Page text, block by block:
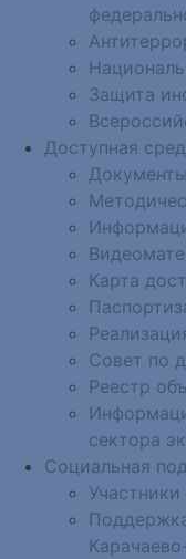
Защита
Доступная
Документы
Карта
Совет по
Реестр
сектора
Социальная